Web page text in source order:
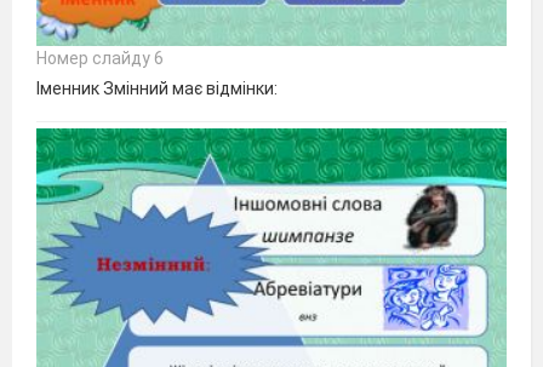
Номер слайду 6
Іменник Змінний має відмінки: